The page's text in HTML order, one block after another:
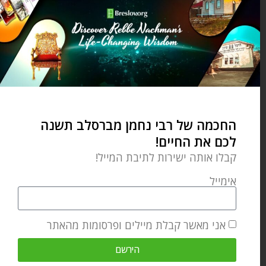
Bridge”, “Anatomy of the Soul”,
“This Land is My Land”, and many
more titles, as well as annotating
the entire 15 volume English
Edition of Likutei MoHaRan.
מאמר הבא
מאמר קודם
מאמרים קשורים
החכמה של רבי נחמן מברסלב תשנה
לכם את החיים!
קבלו אותה ישירות לתיבת המייל!
אימייל
אני מאשר קבלת מיילים ופרסומות מהאתר
הירשם